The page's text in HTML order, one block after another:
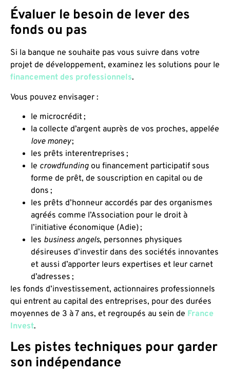
Évaluer le besoin de lever des
fonds ou pas
Si la banque ne souhaite pas vous suivre dans votre
projet de développement, examinez les solutions pour le
financement des professionnels.
Vous pouvez envisager :
le microcrédit ;
la collecte d’argent auprès de vos proches, appelée
love money;
les prêts interentreprises ;
le crowdfunding ou financement participatif sous
forme de prêt, de souscription en capital ou de
dons ;
les prêts d’honneur accordés par des organismes
agréés comme l’Association pour le droit à
l’initiative économique (Adie) ;
les business angels, personnes physiques
désireuses d’investir dans des sociétés innovantes
et aussi d’apporter leurs expertises et leur carnet
d’adresses ;
les fonds d’investissement, actionnaires professionnels
qui entrent au capital des entreprises, pour des durées
moyennes de 3 à 7 ans, et regroupés au sein de France
Invest.
Les pistes techniques pour garder
son indépendance